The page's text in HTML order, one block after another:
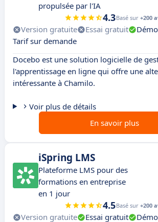
propulsée par l'IA
4.3Basé sur +200
Version gratuite Essai gratuit
Tarif sur demande
Docebo est une solution logicielle de
l'apprentissage en ligne qui offre une
intéressante à Chamilo.
Voir plus de détails
En savoir plus
iSpring LMS
Plateforme LMS pour des
formations en entreprise
en 1 jour
4.5Basé sur +200
Version gratuite Essai gratuit